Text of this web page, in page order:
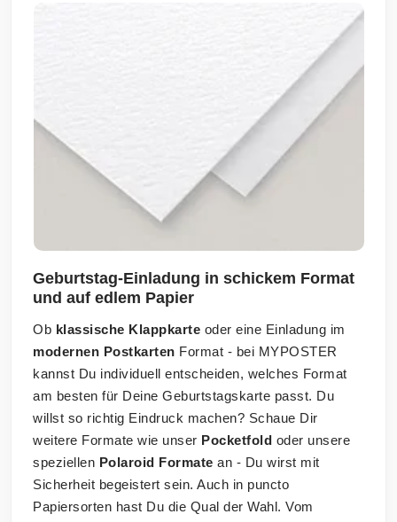
Geburtstag-Einladung in schickem Format
und auf edlem Papier
Ob klassische Klappkarte oder eine Einladung im
modernen Postkarten Format - bei MYPOSTER
kannst Du individuell entscheiden, welches Format
am besten für Deine Geburtstagskarte passt. Du
willst so richtig Eindruck machen? Schaue Dir
weitere Formate wie unser Pocketfold oder unsere
speziellen Polaroid Formate an - Du wirst mit
Sicherheit begeistert sein. Auch in puncto
Papiersorten hast Du die Qual der Wahl. Vom